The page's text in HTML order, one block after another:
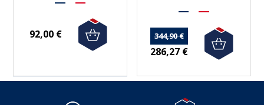
92,00 € 344,90 €
286,27 €